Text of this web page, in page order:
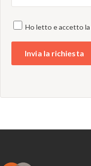
Ho letto e accetto la
Invia la richiesta